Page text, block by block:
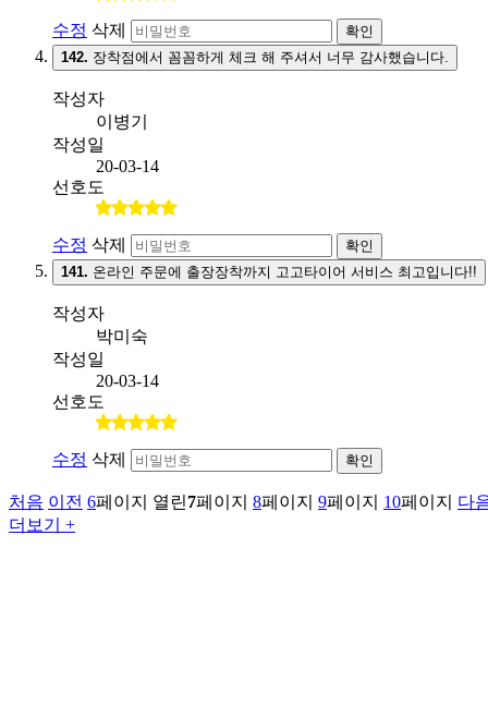
수정 삭제
확인
142. 장착점에서 꼼꼼하게 체크 해 주셔서 너무 감사했습니다.
작성자
이병기
작성일
20-03-14
선호도
수정 삭제
확인
141. 온라인 주문에 출장장착까지 고고타이어 서비스 최고입니다!!
작성자
박미숙
작성일
20-03-14
선호도
수정 삭제 확인
처음 이전 6페이지 열린7페이지 8페이지 9페이지 10페이지
다
더보기 +